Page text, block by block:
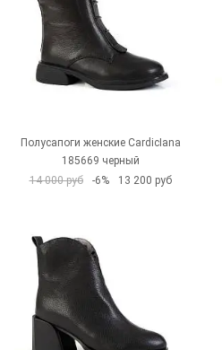
Полусапоги женские CardicIana
185669 черный
14 000 руб
-6% 13 200 руб